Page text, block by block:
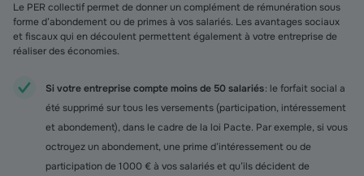
Le PER collectif permet de donner un complément de rémunération sous
forme d’abondement ou de primes à vos salariés. Les avantages sociaux
et fiscaux qui en découlent permettent également à votre entreprise de
réaliser des économies.
Si votre entreprise compte moins de 50 salariés: le forfait social a
été supprimé sur tous les versements (participation, intéressement
et abondement), dans le cadre de la loi Pacte. Par exemple, si vous
octroyez un abondement, une prime d’intéressement ou de
participation de 1 000 € à vos salariés et qu’ils décident de